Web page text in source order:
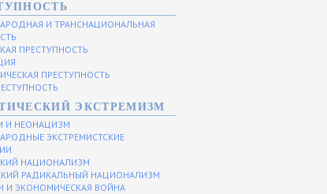
И ТРАНСНАЦИОНАЛЬНАЯ
ПРЕСТУПНОСТЬ
ПРЕСТУПНОСТЬ
ЭКСТРЕМИЗМ
И НЕОНАЦИЗМ
ЭКСТРЕМИСТСКИЕ
НАЦИОНАЛИЗМ
РАДИКАЛЬНЫЙ НАЦИОНАЛИЗМ
И ЭКОНОМИЧЕСКАЯ ВОЙНА